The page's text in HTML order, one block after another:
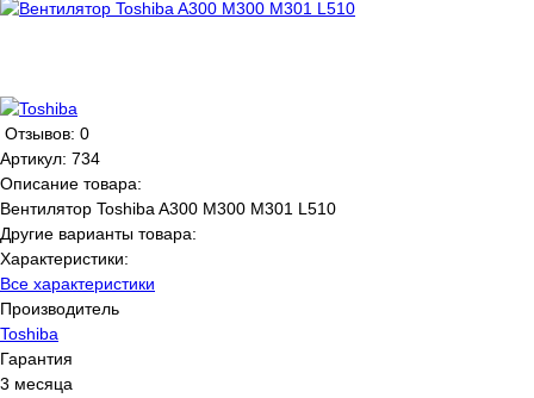
Отзывов: 0
Артикул: 734
Описание товара:
Вентилятор Toshiba A300 M300 M301 L510
Другие варианты товара:
Характеристики:
Все характеристики
Производитель
Toshiba
Гарантия
3 месяца